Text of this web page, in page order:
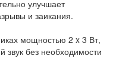
улучшает
и заикания.
мощностью 2 x 3 Вт,
звук без необходимости